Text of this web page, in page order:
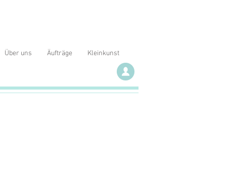
Über uns Äufträge Kleinkunst